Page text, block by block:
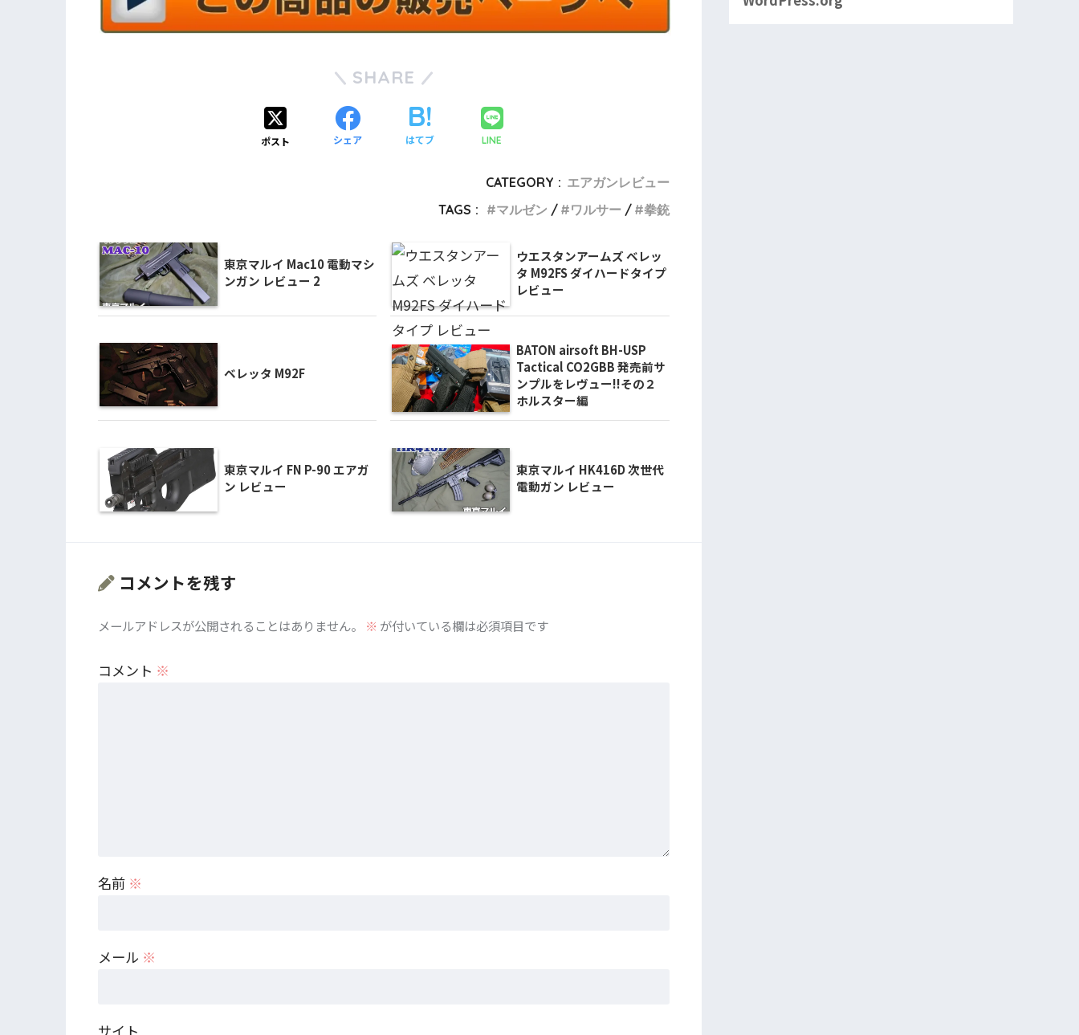
SHARE
ポスト シェア はてブ LINE
CATEGORY : エアガンレビュー
TAGS :
マルゼン ワルサー 拳銃
東京マルイ Mac10 電動マシ
ンガン レビュー 2
ウエスタンアームズ ベレッ
タ M92FS ダイハードタイプ
レビュー
ベレッタ M92F
BATON airsoft BH-USP
Tactical CO2GBB 発売前サ
ンプルをレヴュー!!その２
ホルスター編
東京マルイ FN P-90 エアガ
ン レビュー
東京マルイ HK416D 次世代
電動ガン レビュー
コメントを残す
メールアドレスが公開されることはありません。 ※ が付いている欄は必須項目です
コメント ※
名前 ※
メール ※
サイト